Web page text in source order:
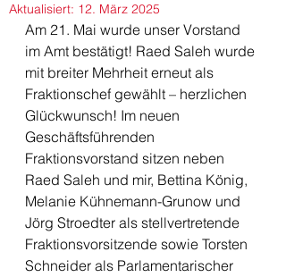
Aktualisiert: 12. März 2025
Am 21. Mai wurde unser Vorstand
im Amt bestätigt! Raed Saleh wurde
mit breiter Mehrheit erneut als
Fraktionschef gewählt – herzlichen
Glückwunsch! Im neuen
Geschäftsführenden
Fraktionsvorstand sitzen neben
Raed Saleh und mir, Bettina König,
Melanie Kühnemann-Grunow und
Jörg Stroedter als stellvertretende
Fraktionsvorsitzende sowie Torsten
Schneider als Parlamentarischer